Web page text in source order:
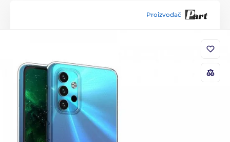
Proizvođač